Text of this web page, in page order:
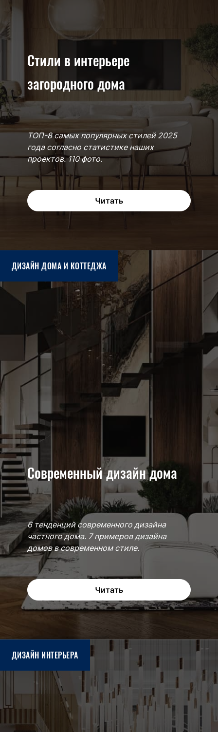
Стили в интерьере
загородного дома
ТОП-8 самых популярных стилей 2025
года согласно статистике наших
проектов. 110 фото.
Читать
Современный дизайн дома
6 тенденций современного дизайна
частного дома. 7 примеров дизайна
домов в современном стиле.
Читать
ДИЗАЙН ДОМА И КОТТЕДЖА
ДИЗАЙН ИНТЕРЬЕРА